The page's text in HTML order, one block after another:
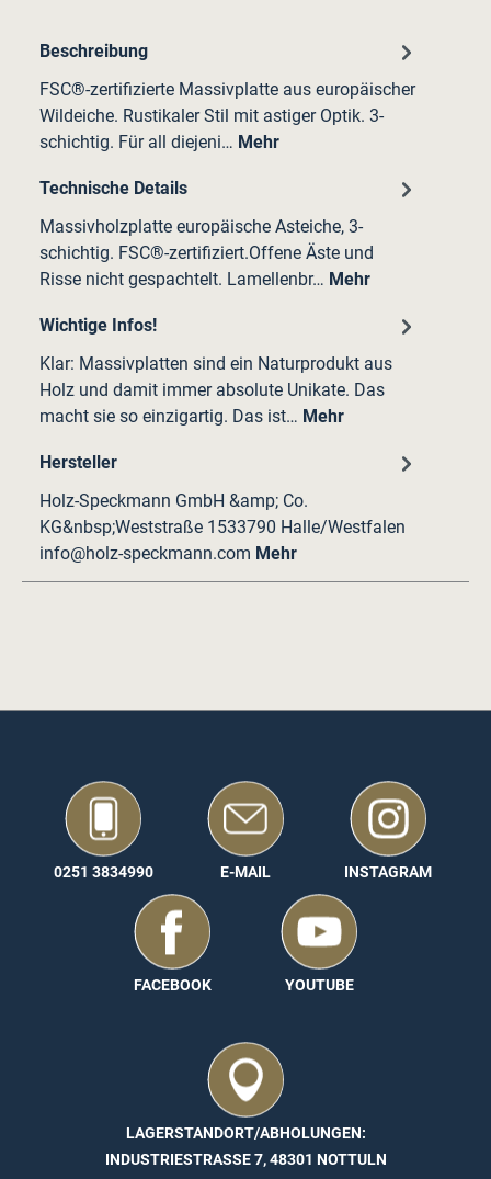
Beschreibung
FSC®-zertifizierte Massivplatte aus europäischer
Wildeiche. Rustikaler Stil mit astiger Optik. 3-
schichtig. Für all diejeni… Mehr
Technische Details
Massivholzplatte europäische Asteiche, 3-
schichtig. FSC®-zertifiziert.Offene Äste und
Risse nicht gespachtelt. Lamellenbr… Mehr
Wichtige Infos!
Klar: Massivplatten sind ein Naturprodukt aus
Holz und damit immer absolute Unikate. Das
macht sie so einzigartig. Das ist… Mehr
Hersteller
Holz-Speckmann GmbH &amp; Co.
KG&nbsp;Weststraße 1533790 Halle/Westfalen
info@holz-speckmann.com Mehr
0251 3834990 E-MAIL INSTAGRAM
FACEBOOK YOUTUBE
LAGERSTANDORT/ABHOLUNGEN:
INDUSTRIESTRASSE 7, 48301 NOTTULN